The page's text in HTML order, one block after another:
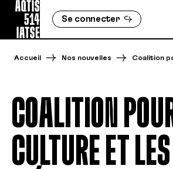
Se connecter
Accueil Nos nouvelles Coalition
COALITION
CULTURE ET LES